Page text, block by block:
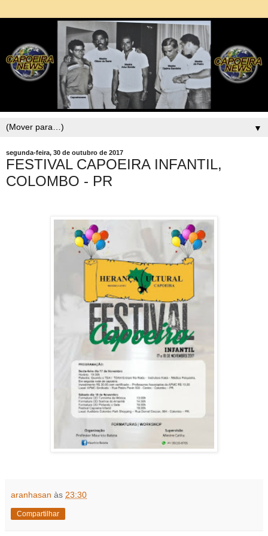
▼
segunda-feira, 30 de outubro de 2017
FESTIVAL CAPOEIRA INFANTIL,
COLOMBO - PR
aranhasan às 23:30
Compartilhar